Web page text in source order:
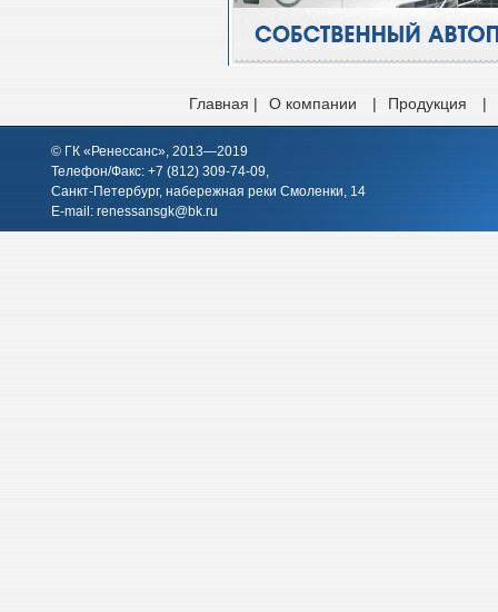
Главная | О компании | Продукция |
© ГК «Ренессанс», 2013—2019
Телефон/Факс: +7 (812) 309-74-09,
Санкт-Петербург, набережная реки Смоленки, 14
E-mail: renessansgk@bk.ru